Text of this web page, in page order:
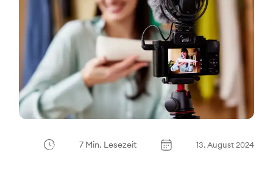
7 Min. Lesezeit 13. August 2024